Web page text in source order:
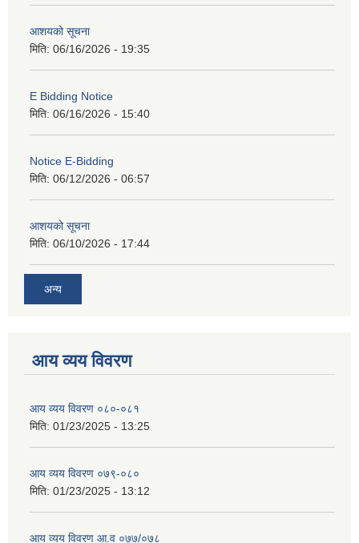
आशयको सूचना
मिति: 06/16/2026 - 19:35
E Bidding Notice
मिति: 06/16/2026 - 15:40
Notice E-Bidding
मिति: 06/12/2026 - 06:57
आशयको सूचना
मिति: 06/10/2026 - 17:44
अन्य
आय व्यय विवरण
आय व्यय विवरण ०८०-०८१
मिति: 01/23/2025 - 13:25
आय व्यय विवरण ०७९-०८०
मिति: 01/23/2025 - 13:12
आय व्यय विवरण आ.व ०७७/०७८